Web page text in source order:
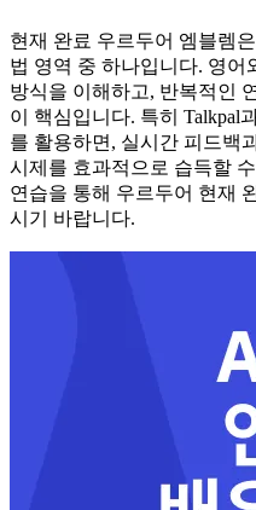
현재 완료 우르두어 엠블렘
법 영역 중 하나입니다. 영어
방식을 이해하고, 반복적인
이 핵심입니다. 특히 Talkpal
를 활용하면, 실시간 피드백
시제를 효과적으로 습득할
연습을 통해 우르두어 현재
시기 바랍니다.